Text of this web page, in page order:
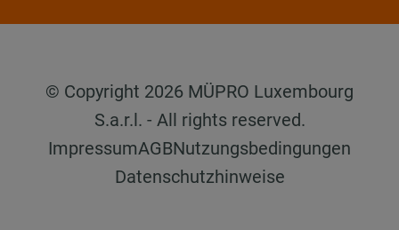
© Copyright 2026 MÜPRO Luxembourg
S.a.r.l. - All rights reserved.
ImpressumAGBNutzungsbedingungen
Datenschutzhinweise